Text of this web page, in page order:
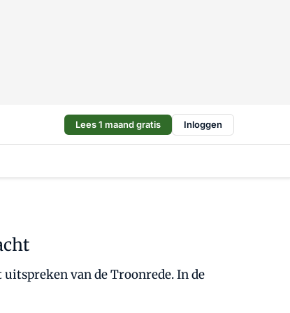
Lees 1 maand gratis Inloggen
van de Troonrede. In de